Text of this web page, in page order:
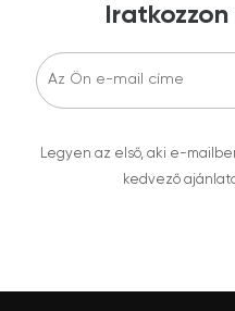
Legyen az első, aki e-
kedvező